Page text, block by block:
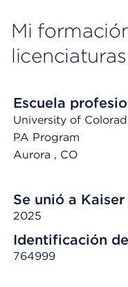
Mi
licenciaturas
Escuela
University of
PA Program
Aurora , CO
Se unió a
2025
Identificación
764999